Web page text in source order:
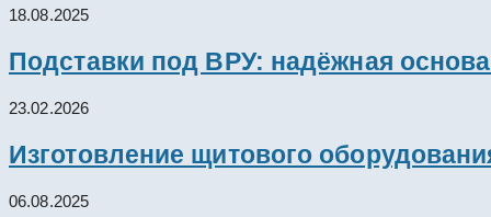
18.08.2025
Подставки под ВРУ: надёжная
23.02.2026
Изготовление щитового
06.08.2025